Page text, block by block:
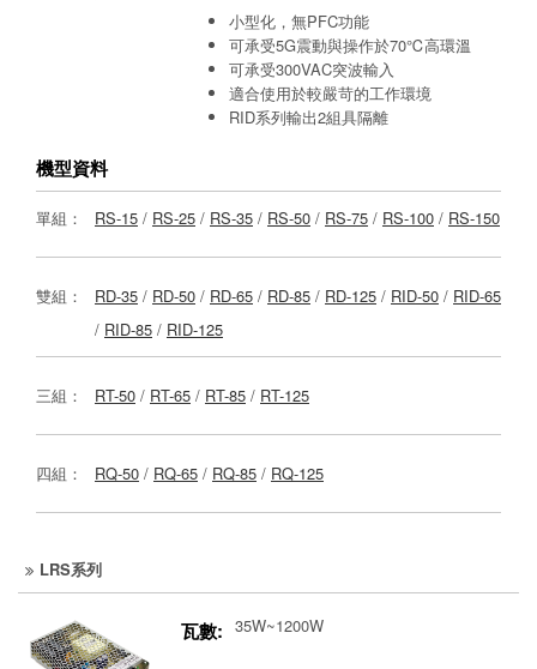
小型化，無PFC功能
可承受5G震動與操作於70℃高環溫
可承受300VAC突波輸入
適合使用於較嚴苛的工作環境
RID系列輸出2組具隔離
機型資料
單組： RS-15 / RS-25 / RS-35 / RS-50 / RS-75 / RS-100 / RS-150
雙組： RD-35 / RD-50 / RD-65 / RD-85 / RD-125 / RID-50 / RID-65
/ RID-85 / RID-125
三組： RT-50 / RT-65 / RT-85 / RT-125
四組： RQ-50 / RQ-65 / RQ-85 / RQ-125
LRS系列
瓦數: 35W~1200W